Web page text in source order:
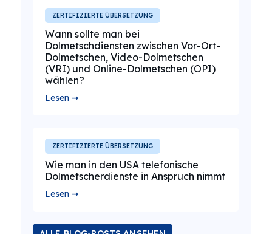
ZERTIFIZIERTE ÜBERSETZUNG
Wann sollte man bei
Dolmetschdiensten zwischen Vor-Ort-
Dolmetschen, Video-Dolmetschen
(VRI) und Online-Dolmetschen (OPI)
wählen?
Lesen ➞
ZERTIFIZIERTE ÜBERSETZUNG
Wie man in den USA telefonische
Dolmetscherdienste in Anspruch nimmt
Lesen ➞